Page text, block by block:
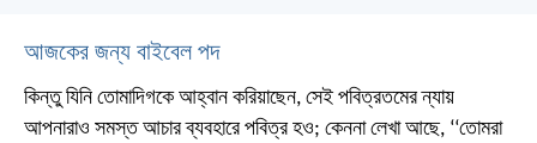
আজকের জন্য বাইবেল পদ
কিন্তু যিনি তোমাদিগকে আহ্বান করিয়াছেন, সেই পবিত্রতমের ন্যায়
আপনারাও সমস্ত আচার ব্যবহারে পবিত্র হও; কেননা লেখা আছে, ‘‘তোমরা